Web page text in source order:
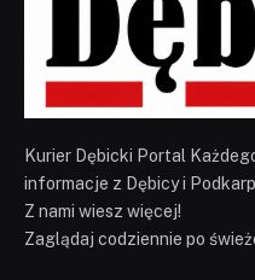
Kurier Dębicki Portal
informacje z Dębicy i
Z nami wiesz więcej!
Zaglądaj codziennie po